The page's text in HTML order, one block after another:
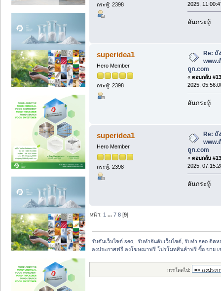
กระทู้: 2398
2025,
ดันกระทู้
superidea1
Hero Member
กระทู้: 2398
Re: ถั
www.
ถูก.com
« ตอบกลับ
2025,
ดันกระทู้
superidea1
Hero Member
กระทู้: 2398
Re: ถั
www.
ถูก.com
« ตอบกลับ
2025,
ดันกระทู้
หน้า: 1 ...7 8 [9]
รับดันเว็บไซต์ seo,  รับทำอันดับเว็บไซต์, รับทำ seo ติดห
ลงประกาศฟรี ลงโฆษณาฟรี โปรโมทสินค้าฟรี ซื้อ ขาย เ
กระโดดไป: